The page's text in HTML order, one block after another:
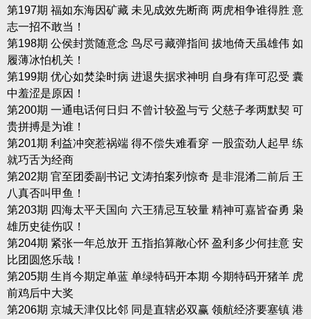
第197期 福如东海因矿藏 未见成效先断商 两虎相争谁得胜 意
志一招不敢当！
第198期 公侯封赏随意念 鸟尽弓藏弹指间 拔地倚天虽雄伟 如
履薄冰怕机关！
第199期 优心如焚染时病 进退失据求神明 自身有痒可忍受 囊
中羞涩是原因！
第200期 一通电话何日归 不曾计较盈与亏 父慈子孝两默契 可
贵拼搏是为谁！
第201期 利益冲突惹祸端 得不偿失难看穿 一股蛮劲人起早 练
就巧舌为经商
第202期 官至团委副书记 文涛拍案列惊奇 是非混淆二前后 王
八真否叫甲鱼！
第203期 四海太平天国向 六王猜忌互较量 精神可嘉皆奋勇 枭
雄历史徒伤叹！
第204期 紧张一年总放开 五指掐算敞心怀 盈利多少何挂意 安
比团圆悠乐哉！
第205期 生肖今期定单蓝 单绿特码开本期 今期特码开猪羊 虎
前鸡后中大奖
第206期 京城天津仅比邻 同是直辖必双赢 领航经济要塞镇 港